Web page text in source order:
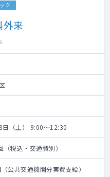
ク
外来
日（土） 9:00～12:30
税込・交通費別）
公共交通機関分実費支給）